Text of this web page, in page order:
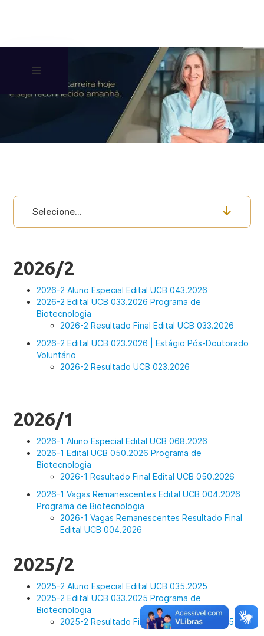
Selecione...
2026/2
2026-2 Aluno Especial Edital UCB 043.2026
2026-2 Edital UCB 033.2026 Programa de
Biotecnologia
2026-2 Resultado Final Edital UCB 033.2026
2026-2 Edital UCB 023.2026 | Estágio Pós-Doutorado
Voluntário
2026-2 Resultado UCB 023.2026
2026/1
2026-1 Aluno Especial Edital UCB 068.2026
2026-1 Edital UCB 050.2026 Programa de
Biotecnologia
2026-1 Resultado Final Edital UCB 050.2026
2026-1 Vagas Remanescentes Edital UCB 004.2026
Programa de Biotecnologia
2026-1 Vagas Remanescentes Resultado Final
Edital UCB 004.2026
2025/2
2025-2 Aluno Especial Edital UCB 035.2025
2025-2 Edital UCB 033.2025 Programa de
Biotecnologia
2025-2 Resultado Final Edital UCB 033.2025